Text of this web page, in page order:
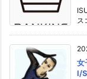
ス
女
l/